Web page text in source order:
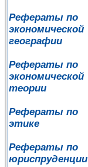
Рефераты по
экономической
географии
Рефераты по
экономической
теории
Рефераты по
этике
Рефераты по
юриспруденции